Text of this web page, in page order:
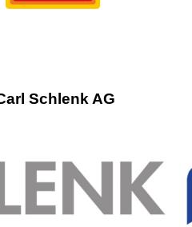
Schlenk AG